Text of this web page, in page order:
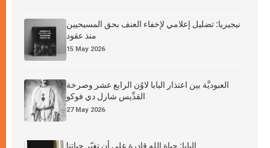
نيجيريا: تضليل إعلامي لإخفاء العنف بحق المسيحيين
منذ عقود
15 May 2026
العبوديَّة بين اعتذار البابا لاوُن الرابع عشر وصرخة
القدِّيس شارل دي فوكو
27 May 2026
البابا: حياة الله قادرة على أن تغيّر حياتنا